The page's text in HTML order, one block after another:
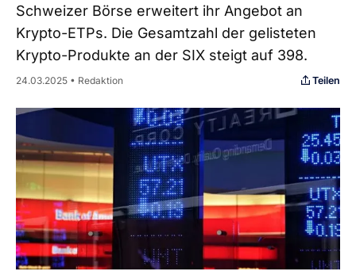
Schweizer Börse erweitert ihr Angebot an
Krypto-ETPs. Die Gesamtzahl der gelisteten
Krypto-Produkte an der SIX steigt auf 398.
24.03.2025 • Redaktion Teilen